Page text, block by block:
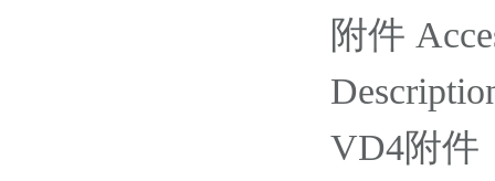
附件
VD4附件